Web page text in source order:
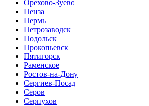
Орехово-Зуево
Пенза
Пермь
Петрозаводск
Подольск
Прокопьевск
Пятигорск
Раменское
Ростов-на-Дону
Сергиев-Посад
Серов
Серпухов